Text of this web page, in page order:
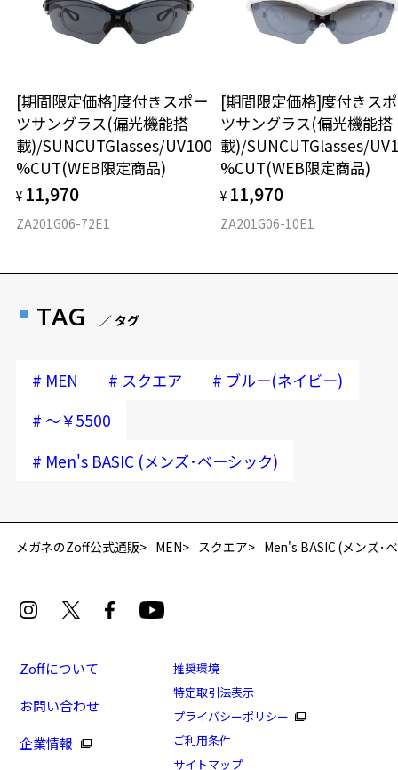
再入荷お知らせメールのお申し込み
[アウトレット価格]Men's BASIC(メンズ･ベーシッ
ク)(アウトレット店舗限定商品)
商品番号：ZN221024-72A1/フレームカラー：ブルー(ネ
[期間限定価格]度付きスポー
ツサングラス(偏光機能搭
載)/SUNCUTGlasses/UV100
%CUT(WEB限定商品)
¥ 11,970
ZA201G06-72E1
[期間限定価格]度付きス
ツサングラス(偏光機能搭
載)/SUNCUTGlasses/
%CUT(WEB限定商品)
¥ 11,970
ZA201G06-10E1
TAG ／ タグ
# MEN # スクエア # ブルー(ネイビー)
# ～￥5500
# Men's BASIC (メンズ･ベーシック)
メガネのZoff公式通販 MEN スクエア Men's BASIC (メンズ･
Zoffについて
お問い合わせ
企業情報
推奨環境
特定取引法表示
プライバシーポリシー
ご利用条件
サイトマップ